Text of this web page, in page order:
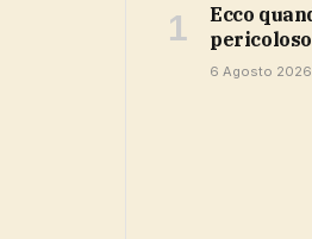
ecco quando il veleno è
pericoloso
6 Agosto 2026